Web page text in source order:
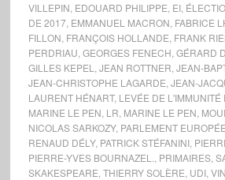
VILLEPIN EDOUARD PHILIPPE EI,
DE 2017, EMMANUEL MACRON FABRICE
FILLON FRANÇOIS HOLLANDE FRANK
PERDRIAU GEORGES FENECH GÉRARD
GILLES KEPEL
JEAN ROTTNER JEAN-
JEAN-CHRISTOPHE LAGARDE JEAN-
LAURENT HÉNART, LEVÉE DE L'IMMUNITÉ
MARINE LE PEN LR MARINE LE PEN
NICOLAS SARKOZY, PARLEMENT
RENAUD DÉLY, PATRICK STÉFANINI,
PIERRE-YVES BOURNAZEL.
PRIMAIRES,
SKAKESPEARE THIERRY SOLÈRE UDI,